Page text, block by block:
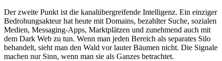
Der zweite Punkt ist die kanalübergreifende Intelligenz. Ein einziger
Bedrohungsakteur hat heute mit Domains, bezahlter Suche, sozialen
Medien, Messaging-Apps, Marktplätzen und zunehmend auch mit
dem Dark Web zu tun. Wenn man jeden Bereich als separates Silo
behandelt, sieht man den Wald vor lauter Bäumen nicht. Die Signale
machen nur Sinn, wenn man sie als Ganzes betrachtet.